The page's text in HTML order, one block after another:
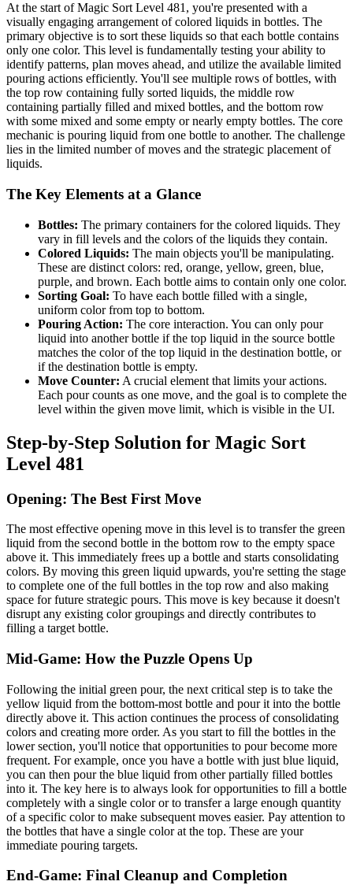
At the start of Magic Sort Level 481, you're presented with a
visually engaging arrangement of colored liquids in bottles. The
primary objective is to sort these liquids so that each bottle contains
only one color. This level is fundamentally testing your ability to
identify patterns, plan moves ahead, and utilize the available limited
pouring actions efficiently. You'll see multiple rows of bottles, with
the top row containing fully sorted liquids, the middle row
containing partially filled and mixed bottles, and the bottom row
with some mixed and some empty or nearly empty bottles. The core
mechanic is pouring liquid from one bottle to another. The challenge
lies in the limited number of moves and the strategic placement of
liquids.
The Key Elements at a Glance
Bottles: The primary containers for the colored liquids. They
vary in fill levels and the colors of the liquids they contain.
Colored Liquids: The main objects you'll be manipulating.
These are distinct colors: red, orange, yellow, green, blue,
purple, and brown. Each bottle aims to contain only one color.
Sorting Goal: To have each bottle filled with a single,
uniform color from top to bottom.
Pouring Action: The core interaction. You can only pour
liquid into another bottle if the top liquid in the source bottle
matches the color of the top liquid in the destination bottle, or
if the destination bottle is empty.
Move Counter: A crucial element that limits your actions.
Each pour counts as one move, and the goal is to complete the
level within the given move limit, which is visible in the UI.
Step-by-Step Solution for Magic Sort
Level 481
Opening: The Best First Move
The most effective opening move in this level is to transfer the green
liquid from the second bottle in the bottom row to the empty space
above it. This immediately frees up a bottle and starts consolidating
colors. By moving this green liquid upwards, you're setting the stage
to complete one of the full bottles in the top row and also making
space for future strategic pours. This move is key because it doesn't
disrupt any existing color groupings and directly contributes to
filling a target bottle.
Mid-Game: How the Puzzle Opens Up
Following the initial green pour, the next critical step is to take the
yellow liquid from the bottom-most bottle and pour it into the bottle
directly above it. This action continues the process of consolidating
colors and creating more order. As you start to fill the bottles in the
lower section, you'll notice that opportunities to pour become more
frequent. For example, once you have a bottle with just blue liquid,
you can then pour the blue liquid from other partially filled bottles
into it. The key here is to always look for opportunities to fill a bottle
completely with a single color or to transfer a large enough quantity
of a specific color to make subsequent moves easier. Pay attention to
the bottles that have a single color at the top. These are your
immediate pouring targets.
End-Game: Final Cleanup and Completion